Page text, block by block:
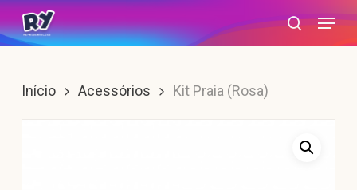
Skip
to
content
search
Menu
Início Acessórios Kit Praia (Rosa)